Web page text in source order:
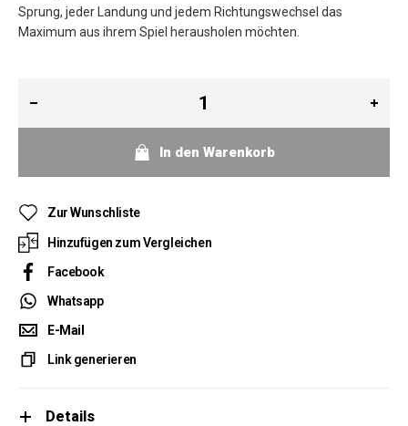
Sprung, jeder Landung und jedem Richtungswechsel das
Maximum aus ihrem Spiel herausholen möchten.
In den Warenkorb
Zur Wunschliste
Hinzufügen zum Vergleichen
Facebook
Whatsapp
E-Mail
Link generieren
Details